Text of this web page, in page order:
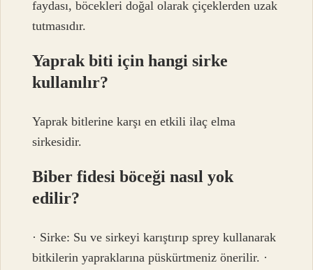
faydası, böcekleri doğal olarak çiçeklerden uzak
tutmasıdır.
Yaprak biti için hangi sirke
kullanılır?
Yaprak bitlerine karşı en etkili ilaç elma
sirkesidir.
Biber fidesi böceği nasıl yok
edilir?
· Sirke: Su ve sirkeyi karıştırıp sprey kullanarak
bitkilerin yapraklarına püskürtmeniz önerilir. ·